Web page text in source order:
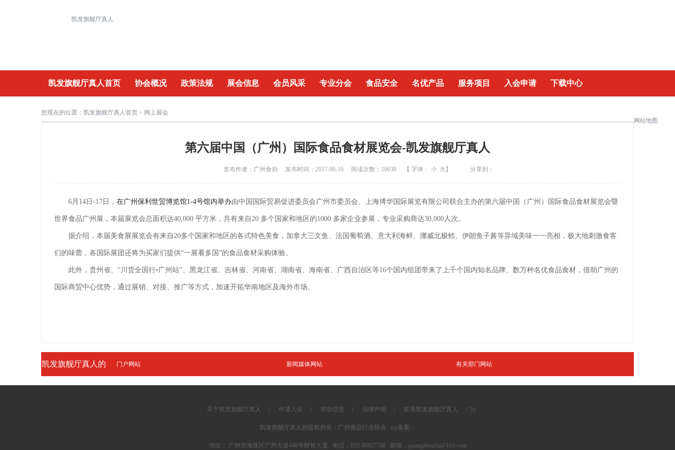
凯发旗舰厅真人
凯发旗舰厅真人首页 协会概况 政策法规 展会信息 会员风采 专业分会 食品安全 名优产品 服务项目 入会申请 下载中心
重要活动
您现在的位置： 凯发旗舰厅真人首页 > 网上展会
第六届中国（广州）国际食品食材展览会-凯发旗舰厅真人
发布作者：广州食协 发布时间：2017-06-16 阅读次数：10038 【 字体： 小 大 】 分享到：
6月14日-17日， 在广州保利世贸博览馆1-4号馆内举办由中国国际贸易促进委员会广州市委员会、上海博华国际展览有限公司联合主办的第六届中国（广州）国际食品食材展览会暨
世界食品广州展，本届展览会总面积达40,000 平方米，共有来自20 多个国家和地区的1000 多家企业参展，专业采购商达30,000人次。
据介绍，本届美食展展览会有来自20多个国家和地区的各式特色美食，加拿大三文鱼、法国葡萄酒、意大利海鲜、挪威北极鳕、伊朗鱼子酱等异域美味一一亮相，极大地刺激食客
们的味蕾，各国际展团还将为买家们提供“一展看多国”的食品食材采购体验。
此外，贵州省、“川货全国行•广州站”、黑龙江省、吉林省、河南省、湖南省、海南省、广西自治区等16个国内组团带来了上千个国内知名品牌、数万种名优食品食材，借助广州的
国际商贸中心优势，通过展销、对接、推广等方式，加速开拓华南地区及海外市场。
凯发旗舰厅真人的
友情链接
门户网站 新闻媒体网站 有关部门网站
关于凯发旗舰厅真人 申请入会 帮助信息 法律声明 联系凯发旗舰厅真人 | "));
凯发旗舰厅真人的版权所有：广州食品行业协会 icp备案：
地址： 广州市海珠区广州大道448号财智大厦 电话：020-80927768 邮箱： guangzhoufia@163.com
网站地图